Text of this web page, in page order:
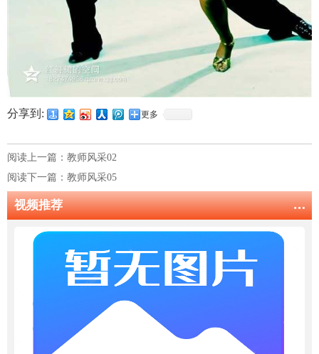
分享到: 更多
阅读上一篇： 教师风采02
阅读下一篇： 教师风采05
视频推荐